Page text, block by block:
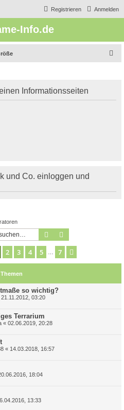
Anmelden
Registrieren
Info.de
e
Informationsseiten
und Co. einloggen und
Suche
1von
2 3 4 5 7
Themen
so wichtig?
21.11.2012, 03:20
Terrarium
« 02.06.2019, 20:28
« 14.03.2018, 16:57
18:04
13:33